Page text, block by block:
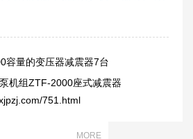
容量的变压器减震器7台
机组ZTF-2000座式减震器
751.html
MORE